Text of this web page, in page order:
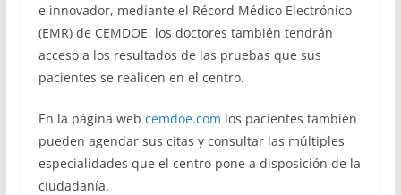
e innovador, mediante el Récord Médico Electrónico
(EMR) de CEMDOE, los doctores también tendrán
acceso a los resultados de las pruebas que sus
pacientes se realicen en el centro.
En la página web cemdoe.com los pacientes también
pueden agendar sus citas y consultar las múltiples
especialidades que el centro pone a disposición de la
ciudadanía.